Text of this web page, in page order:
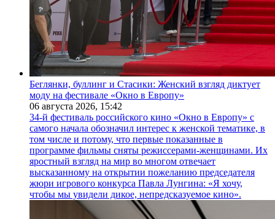
Беглянки, буллинг и Стасики: Женский взгляд диктует
моду на фестивале «Окно в Европу»
06 августа 2026, 15:42
34-й фестиваль российского кино «Окно в Европу» с
самого начала обозначил интерес к женской тематике, в
том числе и потому, что первые показанные в
программе фильмы сняты режиссерами-женщинами. Их
яростный взгляд на мир во многом отвечает
высказанному на открытии пожеланию председателя
жюри игрового конкурса Павла Лунгина: «Я хочу,
чтобы мы увидели дикое, непредсказуемое кино».